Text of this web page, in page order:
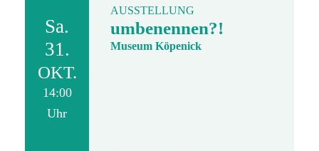
Sa.
31.
OKT.
14:00
Uhr
AUSSTELLUNG
umbenennen?!
Museum Köpenick